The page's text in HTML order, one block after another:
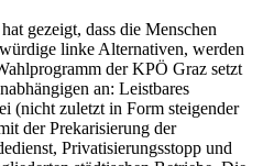
gezeigt, dass die Menschen
linke Alternativen, werden
der KPÖ Graz setzt
an: Leistbares
(nicht zuletzt in Form steigender
der Prekarisierung der
Privatisierungsstopp und